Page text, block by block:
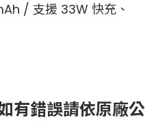
支援 33W 快充、
有錯誤請依原廠公